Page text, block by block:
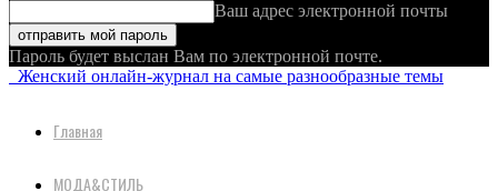
Ваш адрес электронной почты
Пароль будет выслан Вам по электронной почте.
Женский онлайн-журнал на самые разнообразные темы
Главная
МОДА&СТИЛЬ